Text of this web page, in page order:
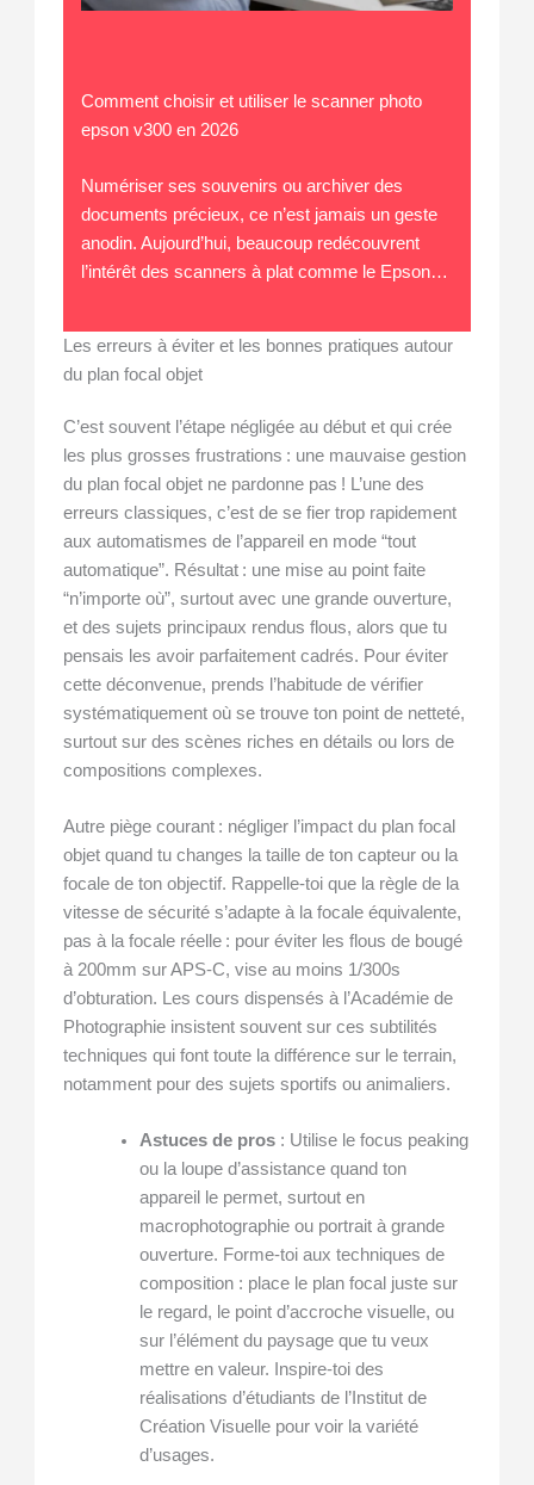
Comment choisir et utiliser le scanner photo
epson v300 en 2026
Numériser ses souvenirs ou archiver des
documents précieux, ce n’est jamais un geste
anodin. Aujourd’hui, beaucoup redécouvrent
l’intérêt des scanners à plat comme le Epson…
Les erreurs à éviter et les bonnes pratiques autour
du plan focal objet
C’est souvent l’étape négligée au début et qui crée
les plus grosses frustrations : une mauvaise gestion
du plan focal objet ne pardonne pas ! L’une des
erreurs classiques, c’est de se fier trop rapidement
aux automatismes de l’appareil en mode “tout
automatique”. Résultat : une mise au point faite
“n’importe où”, surtout avec une grande ouverture,
et des sujets principaux rendus flous, alors que tu
pensais les avoir parfaitement cadrés. Pour éviter
cette déconvenue, prends l’habitude de vérifier
systématiquement où se trouve ton point de netteté,
surtout sur des scènes riches en détails ou lors de
compositions complexes.
Autre piège courant : négliger l’impact du plan focal
objet quand tu changes la taille de ton capteur ou la
focale de ton objectif. Rappelle-toi que la règle de la
vitesse de sécurité s’adapte à la focale équivalente,
pas à la focale réelle : pour éviter les flous de bougé
à 200mm sur APS-C, vise au moins 1/300s
d’obturation. Les cours dispensés à l’Académie de
Photographie insistent souvent sur ces subtilités
techniques qui font toute la différence sur le terrain,
notamment pour des sujets sportifs ou animaliers.
Astuces de pros: Utilise le focus peaking
ou la loupe d’assistance quand ton
appareil le permet, surtout en
macrophotographie ou portrait à grande
ouverture. Forme-toi aux techniques de
composition : place le plan focal juste sur
le regard, le point d’accroche visuelle, ou
sur l’élément du paysage que tu veux
mettre en valeur. Inspire-toi des
réalisations d’étudiants de l’Institut de
Création Visuelle pour voir la variété
d’usages.